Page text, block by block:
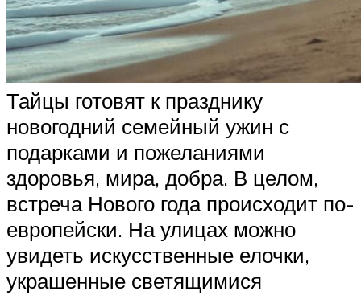
Тайцы готовят к празднику
новогодний семейный ужин с
подарками и пожеланиями
здоровья, мира, добра. В целом,
встреча Нового года происходит по-
европейски. На улицах можно
увидеть искусственные елочки,
украшенные светящимися